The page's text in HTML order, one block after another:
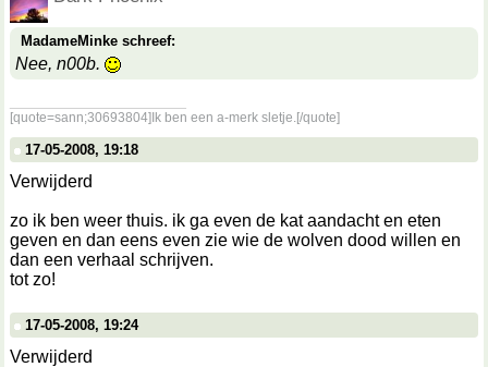
MadameMinke schreef:
Nee, n00b.
[quote=sann;30693804]Ik ben een a-merk sletje.[/quote]
17-05-2008, 19:18
Verwijderd
zo ik ben weer thuis. ik ga even de kat aandacht en eten
geven en dan eens even zie wie de wolven dood willen en
dan een verhaal schrijven.
tot zo!
17-05-2008, 19:24
Verwijderd